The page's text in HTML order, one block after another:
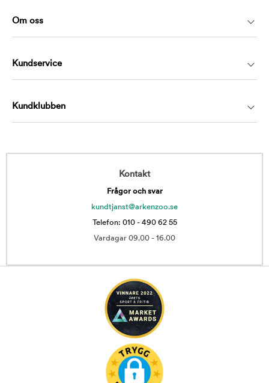
Om oss
Kundservice
Kundklubben
Kontakt
Frågor och svar
kundtjanst@arkenzoo.se
Telefon: 010 - 490 62 55
Vardagar 09.00 - 16.00